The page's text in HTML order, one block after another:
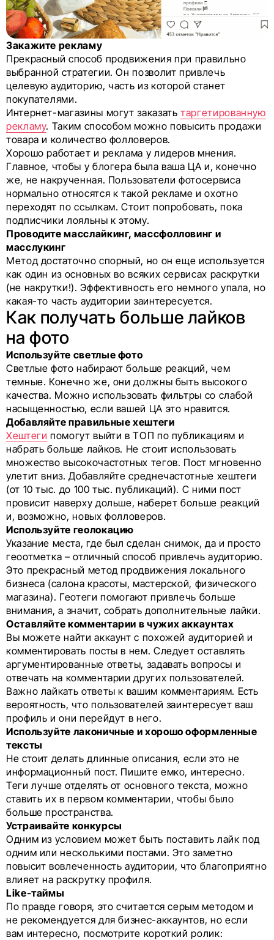
Закажите рекламу
Прекрасный способ продвижения при правильно
выбранной стратегии. Он позволит привлечь
целевую аудиторию, часть из которой станет
покупателями.
Интернет-магазины могут заказатьтаргетированную
рекламу. Таким способом можно повысить продажи
товара и количество фолловеров.
Хорошо работает и реклама у лидеров мнения.
Главное, чтобы у блогера была ваша ЦА и, конечно
же, не накрученная. Пользователи фотосервиса
нормально относятся к такой рекламе и охотно
переходят по ссылкам. Стоит попробовать, пока
подписчики лояльны к этому.
Проводите масслайкинг, массфолловинг и
масслукинг
Метод достаточно спорный, но он еще используется
как один из основных во всяких сервисах раскрутки
(не накрутки!). Эффективность его немного упала, но
какая-то часть аудитории заинтересуется.
Как получать больше лайков
на фото
Используйте светлые фото
Светлые фото набирают больше реакций, чем
темные. Конечно же, они должны быть высокого
качества. Можно использовать фильтры со слабой
насыщенностью, если вашей ЦА это нравится.
Добавляйте правильные хештеги
Хештеги помогут выйти в ТОП по публикациям и
набрать больше лайков. Не стоит использовать
множество высокочастотных тегов. Пост мгновенно
улетит вниз. Добавляйте среднечастотные хештеги
(от 10 тыс. до 100 тыс. публикаций). С ними пост
провисит наверху дольше, наберет больше реакций
и, возможно, новых фолловеров.
Используйте геолокацию
Указание места, где был сделан снимок, да и просто
геоотметка – отличный способ привлечь аудиторию.
Это прекрасный метод продвижения локального
бизнеса (салона красоты, мастерской, физического
магазина). Геотеги помогают привлечь больше
внимания, а значит, собрать дополнительные лайки.
Оставляйте комментарии в чужих аккаунтах
Вы можете найти аккаунт с похожей аудиторией и
комментировать посты в нем. Следует оставлять
аргументированные ответы, задавать вопросы и
отвечать на комментарии других пользователей.
Важно лайкать ответы к вашим комментариям. Есть
вероятность, что пользователей заинтересует ваш
профиль и они перейдут в него.
Используйте лаконичные и хорошо оформленные
тексты
Не стоит делать длинные описания, если это не
информационный пост. Пишите емко, интересно.
Теги лучше отделять от основного текста, можно
ставить их в первом комментарии, чтобы было
больше пространства.
Устраивайте конкурсы
Одним из условием может быть поставить лайк под
одним или несколькими постами. Это заметно
повысит вовлеченность аудитории, что благоприятно
влияет на раскрутку профиля.
Like-таймы
По правде говоря, это считается серым методом и
не рекомендуется для бизнес-аккаунтов, но если
вам интересно, посмотрите короткий ролик: